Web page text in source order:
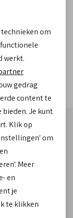
Gesloten
om
werkt.
gedrag
content te
Je kunt
Klik op
om
Meer
en
je
te klikken